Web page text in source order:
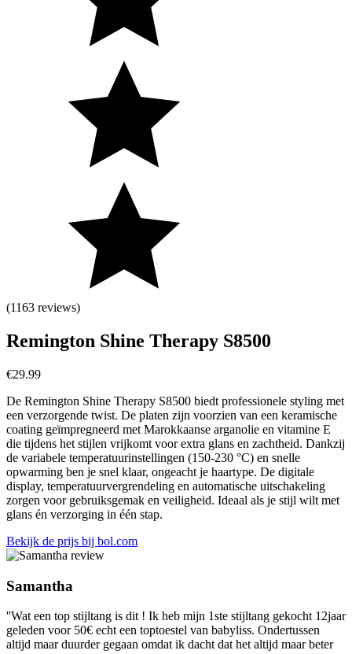
(1163 reviews)
Remington Shine Therapy S8500
€29.99
De Remington Shine Therapy S8500 biedt professionele styling met
een verzorgende twist. De platen zijn voorzien van een keramische
coating geïmpregneerd met Marokkaanse arganolie en vitamine E
die tijdens het stijlen vrijkomt voor extra glans en zachtheid. Dankzij
de variabele temperatuurinstellingen (150-230 °C) en snelle
opwarming ben je snel klaar, ongeacht je haartype. De digitale
display, temperatuurvergrendeling en automatische uitschakeling
zorgen voor gebruiksgemak en veiligheid. Ideaal als je stijl wilt met
glans én verzorging in één stap.
Bekijk de prijs bij bol.com
Samantha
''Wat een top stijltang is dit ! Ik heb mijn 1ste stijltang gekocht 12jaar
geleden voor 50€ echt een toptoestel van babyliss. Ondertussen
altijd maar duurder gegaan omdat ik dacht dat het altijd maar beter